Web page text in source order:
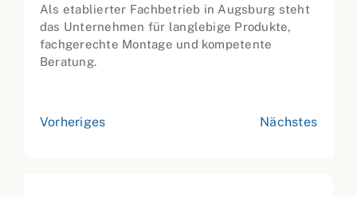
Als etablierter Fachbetrieb in Augsburg steht
das Unternehmen für langlebige Produkte,
fachgerechte Montage und kompetente
Beratung.
Vorheriges Nächstes